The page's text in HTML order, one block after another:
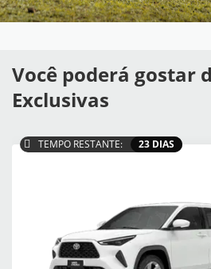
Você poderá gostar
Exclusivas
TEMPO RESTANTE: 23 DIAS